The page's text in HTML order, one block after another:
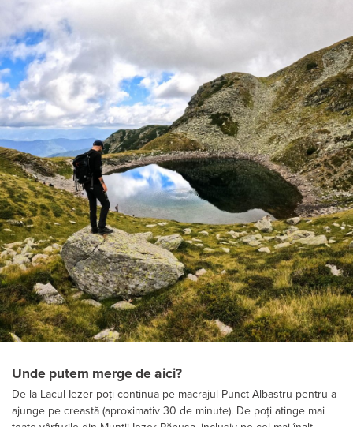
Unde putem merge de aici?
De la Lacul Iezer poți continua pe macrajul Punct Albastru pentru a
ajunge pe creastă (aproximativ 30 de minute). De poți atinge mai